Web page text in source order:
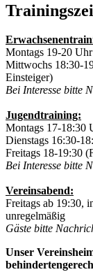
Montags 19-20
Mittwochs 18:30-
Einsteiger)
Bei Interesse bitte
Jugendtraining:
Montags 17-18:30
Dienstags 16:30-
Freitags 18-19:30
Bei Interesse bitte
Vereinsabend:
Freitags ab 19:30,
unregelmäßig
Gäste bitte
Unser